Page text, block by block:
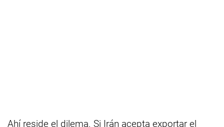
Ahí reside el dilema. Si Irán acepta exportar el